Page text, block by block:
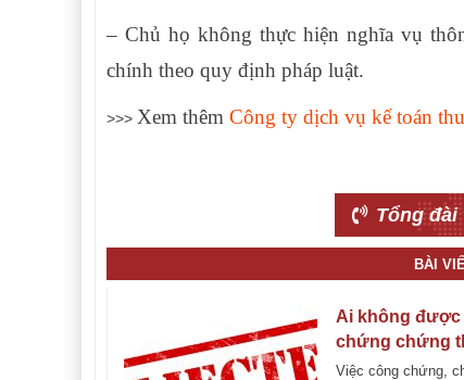
– Chủ họ không thực hiện nghĩa vụ
chính theo quy định pháp luật.
>>> Xem thêm Công ty dịch vụ kế toán
Tổng đài
BÀI
Ai không được
chứng chứng
chúc?
Việc công chứng,